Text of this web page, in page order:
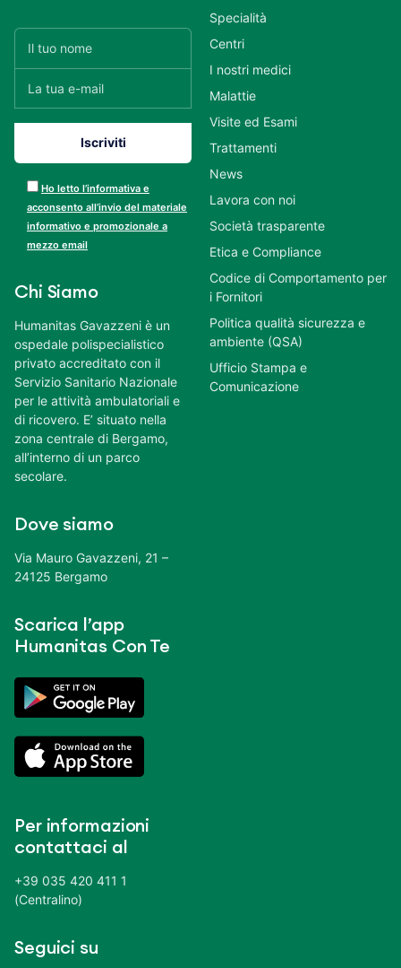
Ho letto l’informativa e
acconsento all’invio del materiale
informativo e promozionale a
mezzo email
Chi Siamo
Humanitas Gavazzeni è un
ospedale polispecialistico
privato accreditato con il
Servizio Sanitario Nazionale
per le attività ambulatoriali e
di ricovero. E’ situato nella
zona centrale di Bergamo,
all’interno di un parco
secolare.
Dove siamo
Via Mauro Gavazzeni, 21 –
24125 Bergamo
Scarica l’app
Humanitas Con Te
Per informazioni
contattaci al
+39 035 420 411 1
(Centralino)
Seguici su
Specialità
Centri
I nostri medici
Malattie
Visite ed Esami
Trattamenti
News
Lavora con noi
Società trasparente
Etica e Compliance
Codice di Comportamento per
i Fornitori
Politica qualità sicurezza e
ambiente (QSA)
Ufficio Stampa e
Comunicazione